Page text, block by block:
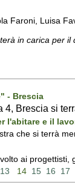
Faroni, Luisa
in carica per il
- Brescia
Brescia si
l'abitare e il
che si terrà
ai
13 14 15 16 17